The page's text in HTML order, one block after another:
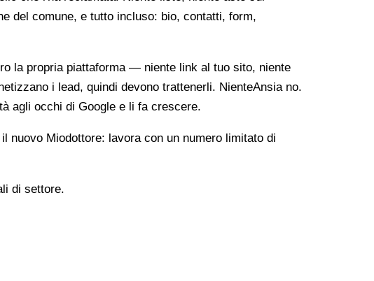
del comune, e tutto incluso: bio, contatti, form,
la propria piattaforma — niente link al tuo sito, niente
i lead, quindi devono trattenerli. NienteAnsia no.
agli occhi di Google e li fa crescere.
Miodottore: lavora con un numero limitato di
di settore.